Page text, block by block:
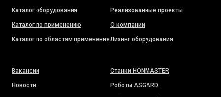
Каталог оборудования
Каталог по применению
Каталог по областям применения
Реализованные проекты
О компании
Лизинг оборудования
Вакансии
Новости
Станки HONMASTER
Роботы ASGARD